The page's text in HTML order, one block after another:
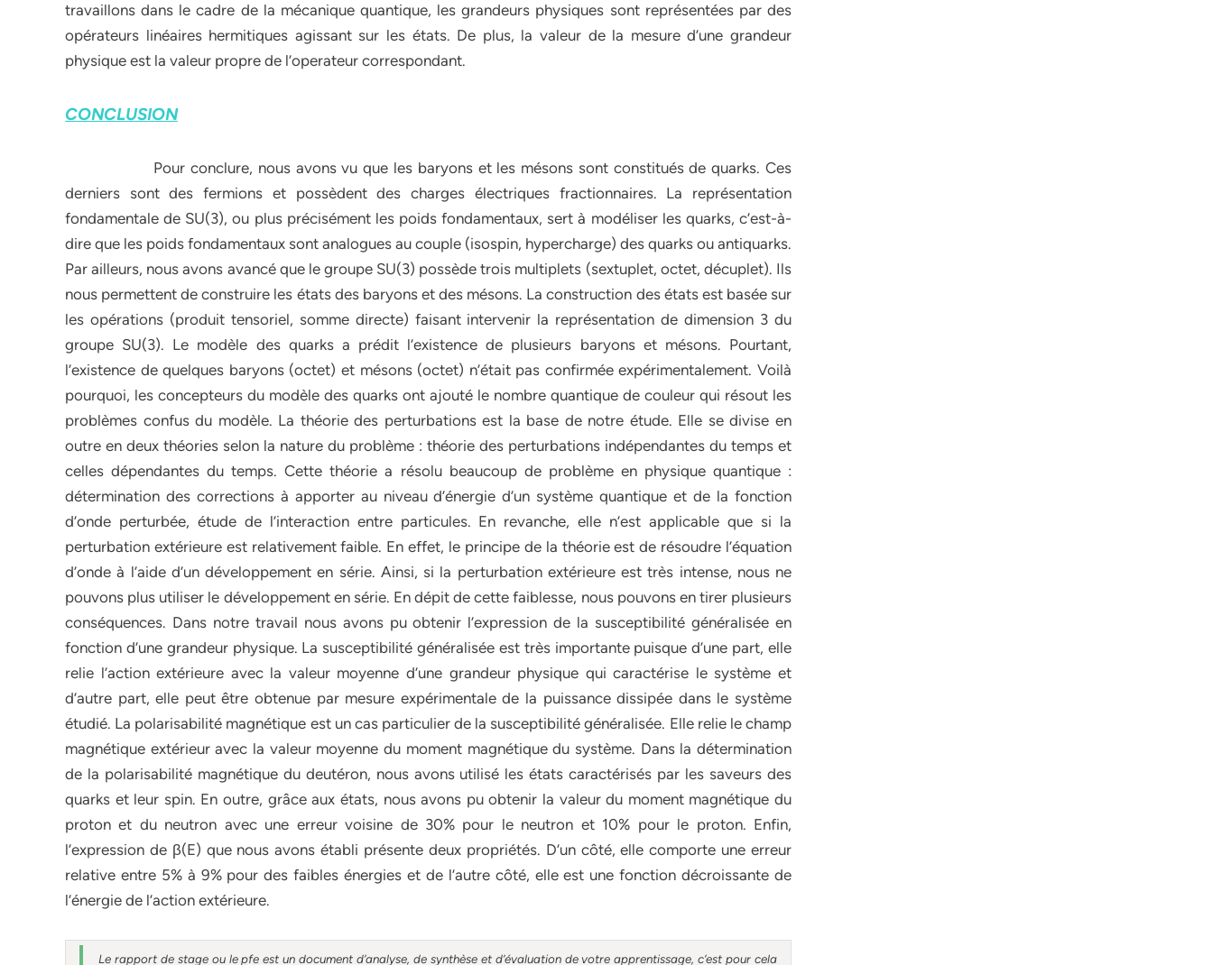
travaillons dans le cadre de la mécanique quantique, les grandeurs physiques sont représentées par des
opérateurs linéaires hermitiques agissant sur les états. De plus, la valeur de la mesure d’une grandeur
physique est la valeur propre de l’operateur correspondant.
CONCLUSION
Pour conclure, nous avons vu que les baryons et les mésons sont constitués de quarks. Ces
derniers sont des fermions et possèdent des charges électriques fractionnaires. La représentation
fondamentale de SU(3), ou plus précisément les poids fondamentaux, sert à modéliser les quarks, c’est-à-
dire que les poids fondamentaux sont analogues au couple (isospin, hypercharge) des quarks ou antiquarks.
Par ailleurs, nous avons avancé que le groupe SU(3) possède trois multiplets (sextuplet, octet, décuplet). Ils
nous permettent de construire les états des baryons et des mésons. La construction des états est basée sur
les opérations (produit tensoriel, somme directe) faisant intervenir la représentation de dimension 3 du
groupe SU(3). Le modèle des quarks a prédit l’existence de plusieurs baryons et mésons. Pourtant,
l’existence de quelques baryons (octet) et mésons (octet) n’était pas confirmée expérimentalement. Voilà
pourquoi, les concepteurs du modèle des quarks ont ajouté le nombre quantique de couleur qui résout les
problèmes confus du modèle. La théorie des perturbations est la base de notre étude. Elle se divise en
outre en deux théories selon la nature du problème : théorie des perturbations indépendantes du temps et
celles dépendantes du temps. Cette théorie a résolu beaucoup de problème en physique quantique :
détermination des corrections à apporter au niveau d’énergie d’un système quantique et de la fonction
d’onde perturbée, étude de l’interaction entre particules. En revanche, elle n’est applicable que si la
perturbation extérieure est relativement faible. En effet, le principe de la théorie est de résoudre l’équation
d’onde à l’aide d’un développement en série. Ainsi, si la perturbation extérieure est très intense, nous ne
pouvons plus utiliser le développement en série. En dépit de cette faiblesse, nous pouvons en tirer plusieurs
conséquences. Dans notre travail nous avons pu obtenir l’expression de la susceptibilité généralisée en
fonction d’une grandeur physique. La susceptibilité généralisée est très importante puisque d’une part, elle
relie l’action extérieure avec la valeur moyenne d’une grandeur physique qui caractérise le système et
d’autre part, elle peut être obtenue par mesure expérimentale de la puissance dissipée dans le système
étudié. La polarisabilité magnétique est un cas particulier de la susceptibilité généralisée. Elle relie le champ
magnétique extérieur avec la valeur moyenne du moment magnétique du système. Dans la détermination
de la polarisabilité magnétique du deutéron, nous avons utilisé les états caractérisés par les saveurs des
quarks et leur spin. En outre, grâce aux états, nous avons pu obtenir la valeur du moment magnétique du
proton et du neutron avec une erreur voisine de 30% pour le neutron et 10% pour le proton. Enfin,
l’expression de β(E) que nous avons établi présente deux propriétés. D’un côté, elle comporte une erreur
relative entre 5% à 9% pour des faibles énergies et de l’autre côté, elle est une fonction décroissante de
l’énergie de l’action extérieure.
Le rapport de stage ou le pfe est un document d’analyse, de synthèse et d’évaluation de votre apprentissage, c’est pour cela